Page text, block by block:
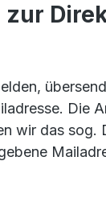
zur
Die
wir das